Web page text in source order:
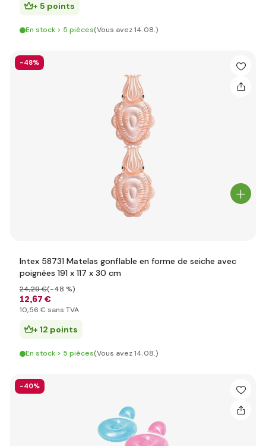
+ 5 points
En stock > 5 pièces(Vous avez 14.08.)
-48%
Intex 58731 Matelas gonflable en forme de seiche avec
poignées 191 x 117 x 30 cm
12,67 €
24,29 €(-48 %)
10,56 € sans TVA
+ 12 points
En stock > 5 pièces(Vous avez 14.08.)
-40%